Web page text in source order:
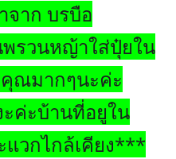
าก บรบือ
รวนหญ้าใส่ปุ๋ยใน
ณมากๆนะค่ะ
ค่ะบ้านที่อยูใน
แวกไกล้เคียง***